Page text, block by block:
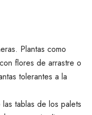
. Plantas como
flores de arrastre o
tolerantes a la